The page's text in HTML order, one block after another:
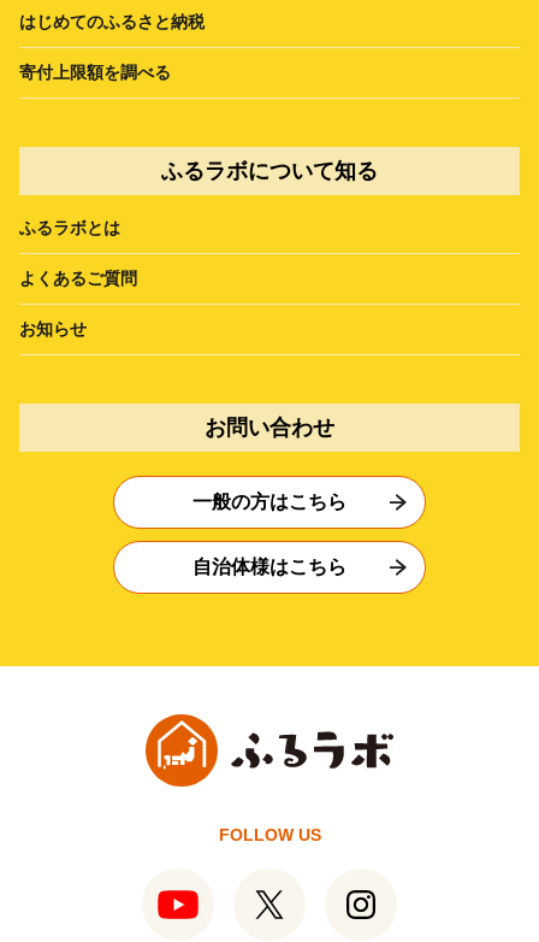
はじめてのふるさと納税
寄付上限額を調べる
ふるラボについて知る
ふるラボとは
よくあるご質問
お知らせ
お問い合わせ
一般の方はこちら
自治体様はこちら
FOLLOW US